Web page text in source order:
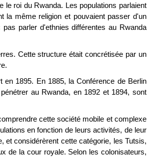
le roi du Rwanda. Les populations parlaient
la même religion et pouvaient passer d'un
parler d'ethnies différentes au Rwanda
Cette structure était concrétisée par un
1895. En 1885, la Conférence de Berlin
au Rwanda, en 1892 et 1894, sont
cette société mobile et complexe
en fonction de leurs activités, de leur
et considérèrent cette catégorie, les Tutsis,
de la cour royale. Selon les colonisateurs,